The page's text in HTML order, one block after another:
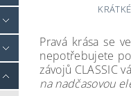
KRÁTKÉ
Pravá krása se
nepotřebujete
závojů CLASSIC
na nadčasovou